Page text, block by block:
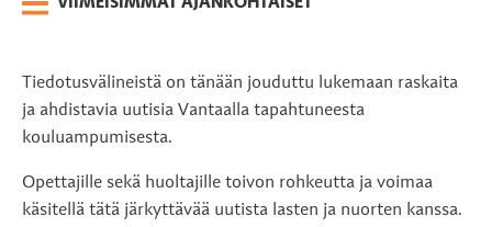
Tiedotusvälineistä on tänään jouduttu lukemaan raskaita
ja ahdistavia uutisia Vantaalla tapahtuneesta
kouluampumisesta.
Opettajille sekä huoltajille toivon rohkeutta ja voimaa
käsitellä tätä järkyttävää uutista lasten ja nuorten kanssa.